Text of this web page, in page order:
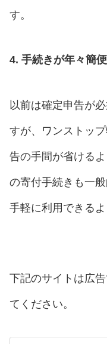
す。
4. 手続きが年々簡
以前は確定申告が
すが、ワンストッ
告の手間が省ける
の寄付手続きも一
手軽に利用できるよ
下記のサイトは広
てください。